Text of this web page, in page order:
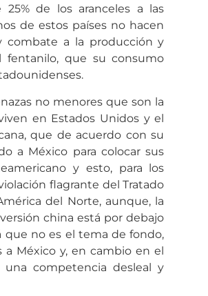
de los aranceles a las
de estos países no hacen
combate a la producción y
fentanilo, que su consumo
no menores que son la
en Estados Unidos y el
que de acuerdo con su
a México para colocar sus
y esto, para los
flagrante del Tratado
del Norte, aunque, la
china está por debajo
que no es el tema de fondo,
México y, en cambio en el
una competencia desleal y